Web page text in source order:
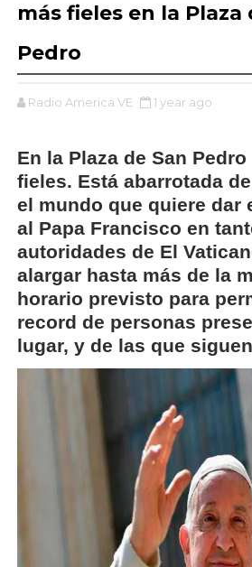
más fieles en la Plaza
Pedro
Radio America VE 1 year ago
En la Plaza de San
fieles. Está abarrotada
el mundo que quiere dar
al Papa Francisco en
autoridades de El
alargar hasta más de la
horario previsto para
record de personas
lugar, y de las que